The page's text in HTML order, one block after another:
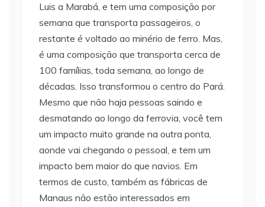
Luis a Marabá, e tem uma composição por
semana que transporta passageiros, o
restante é voltado ao minério de ferro. Mas,
é uma composição que transporta cerca de
100 famílias, toda semana, ao longo de
décadas. Isso transformou o centro do Pará.
Mesmo que não haja pessoas saindo e
desmatando ao longo da ferrovia, você tem
um impacto muito grande na outra ponta,
aonde vai chegando o pessoal, e tem um
impacto bem maior do que navios. Em
termos de custo, também as fábricas de
Manaus não estão interessados em